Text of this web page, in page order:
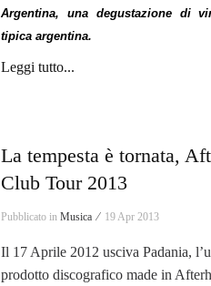
Argentina, una degustazione di
tipica argentina.
Leggi tutto...
La tempesta è tornata,
Club Tour 2013
Pubblicato in Musica ⁄ 19 Apr 2013
Il 17 Aprile 2012 usciva Padania,
prodotto discografico made in